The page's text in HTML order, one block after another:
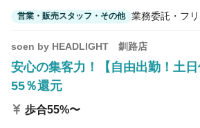
営業・販売スタッフ・その他 業務委託・フ
soen by HEADLIGHT 釧路店
安心の集客力！【自由出勤！土
55％還元
歩合55%〜